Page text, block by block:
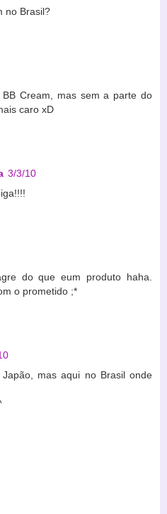
no Brasil?
Cream, mas sem a parte do
caro xD
3/3/10
do que eum produto haha.
o prometido ;*
mas aqui no Brasil onde